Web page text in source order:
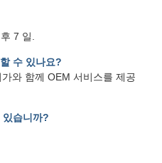
7 일.
수 있나요?
와 함께 OEM 서비스를 제공
습니까?